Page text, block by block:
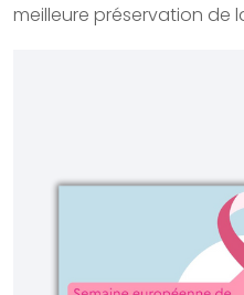
meilleure préservation de